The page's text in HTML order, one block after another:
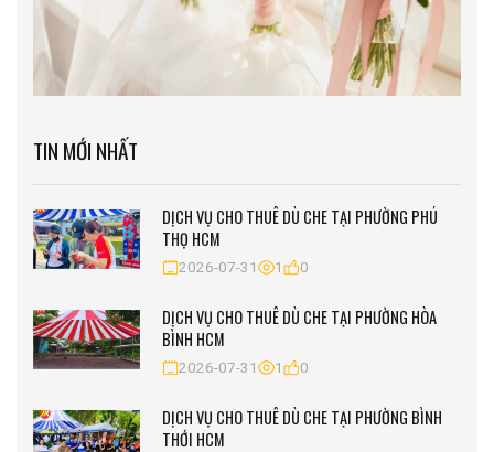
TIN MỚI NHẤT
DỊCH VỤ CHO THUÊ DÙ CHE TẠI PHƯỜNG PHÚ
THỌ HCM
2026-07-31 1 0
DỊCH VỤ CHO THUÊ DÙ CHE TẠI PHƯỜNG HÒA
BÌNH HCM
2026-07-31 1 0
DỊCH VỤ CHO THUÊ DÙ CHE TẠI PHƯỜNG BÌNH
THỚI HCM